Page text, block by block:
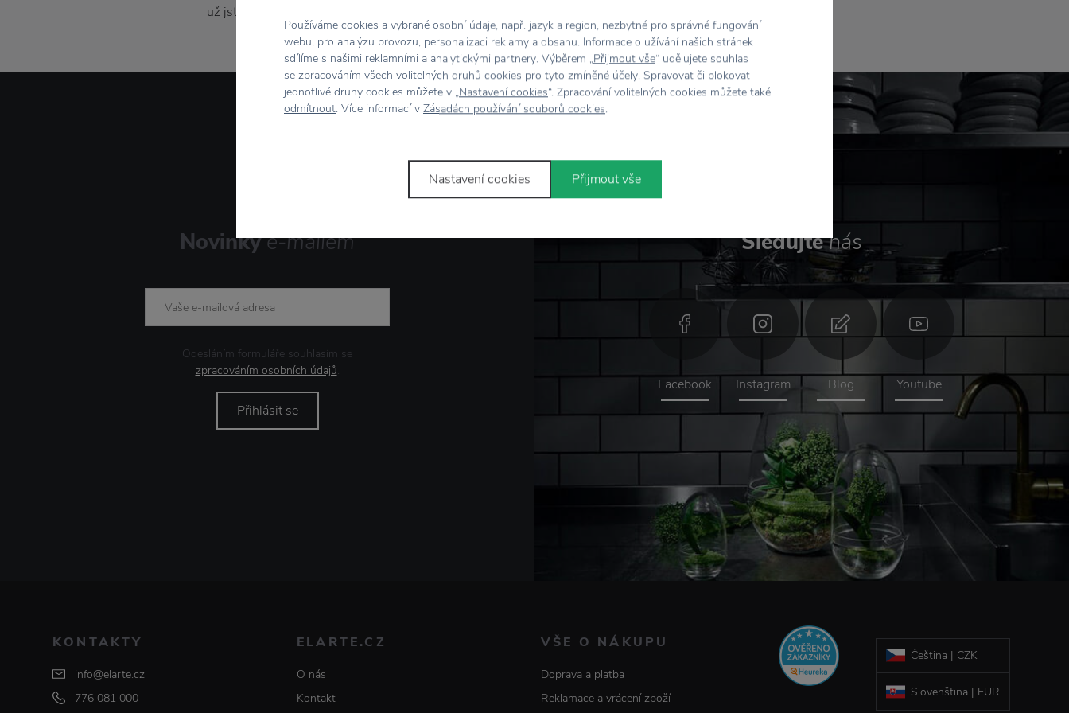
už jste temperamentní rebelka nebo romantická duše, naše šperky vám budou slušet vždy a všude!
Novinkye-mailem
Odesláním formuláře souhlasím se
zpracováním osobních údajů.
Přihlásit se
Sledujtenás
Facebook Instagram Blog Youtube
KONTAKTY
info@elarte.cz
776 081 000
ELARTE.CZ
O nás
Kontakt
VŠE O NÁKUPU
Doprava a platba
Reklamace a vrácení zboží
Čeština | CZK
Slovenština | EUR
Používáme cookies a vybrané osobní údaje, např. jazyk a region, nezbytné pro správné fungování
webu, pro analýzu provozu, personalizaci reklamy a obsahu. Informace o užívání našich stránek
sdílíme s našimi reklamními a analytickými partnery. Výběrem „Přijmout vše“ udělujete souhlas
se zpracováním všech volitelných druhů cookies pro tyto zmíněné účely. Spravovat či blokovat
jednotlivé druhy cookies můžete v „Nastavení cookies“. Zpracování volitelných cookies můžete také
odmítnout. Více informací v Zásadách používání souborů cookies.
Nastavení cookies Přijmout vše